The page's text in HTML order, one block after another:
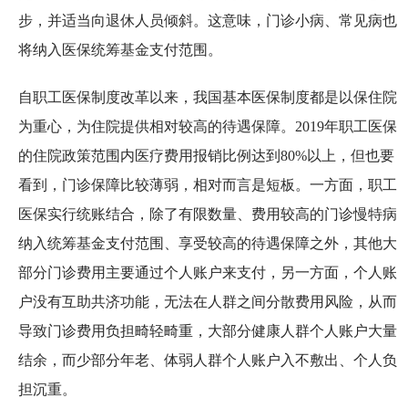
步，并适当向退休人员倾斜。这意味，门诊小病、常见病也
将纳入医保统筹基金支付范围。
自职工医保制度改革以来，我国基本医保制度都是以保住院
为重心，为住院提供相对较高的待遇保障。2019年职工医保
的住院政策范围内医疗费用报销比例达到80%以上，但也要
看到，门诊保障比较薄弱，相对而言是短板。一方面，职工
医保实行统账结合，除了有限数量、费用较高的门诊慢特病
纳入统筹基金支付范围、享受较高的待遇保障之外，其他大
部分门诊费用主要通过个人账户来支付，另一方面，个人账
户没有互助共济功能，无法在人群之间分散费用风险，从而
导致门诊费用负担畸轻畸重，大部分健康人群个人账户大量
结余，而少部分年老、体弱人群个人账户入不敷出、个人负
担沉重。